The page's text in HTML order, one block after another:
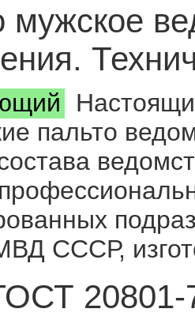
мужское
пальто
СССР,
20801-